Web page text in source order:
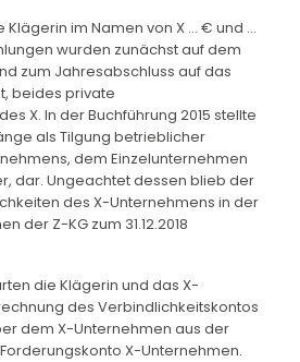
Klägerin im Namen von X ... € und ...
wurden zunächst auf dem
zum Jahresabschluss auf das
beides private
X. In der Buchführung 2015 stellte
als Tilgung betrieblicher
dem Einzelunternehmen
dar. Ungeachtet dessen blieb der
des X-Unternehmens in der
der Z-KG zum 31.12.2018
die Klägerin und das X-
des Verbindlichkeitskontos
dem X-Unternehmen aus der
X-Unternehmen.